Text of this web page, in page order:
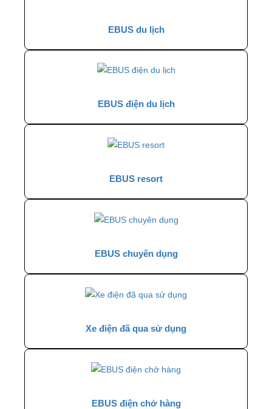
EBUS du lịch
EBUS điện du lịch
EBUS resort
EBUS chuyên dụng
Xe điện đã qua sử dụng
EBUS điện chở hàng